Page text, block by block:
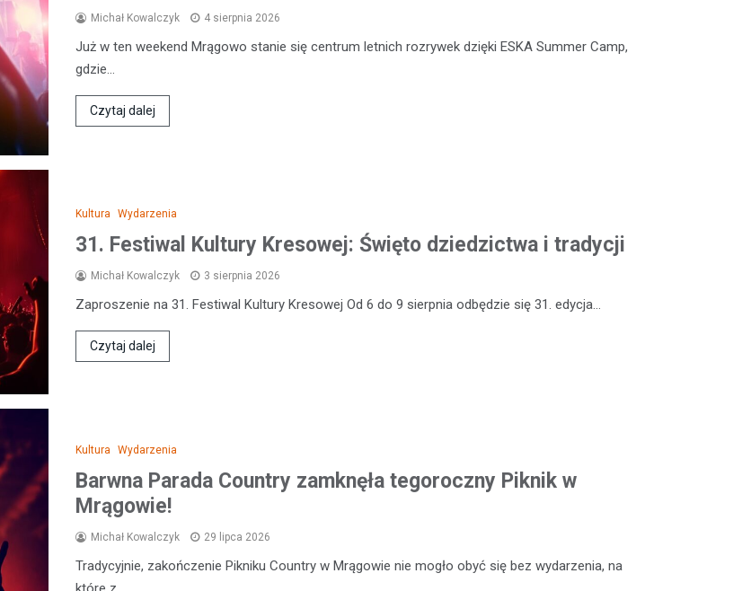
Michał Kowalczyk 4 sierpnia 2026
Już w ten weekend Mrągowo stanie się centrum letnich rozrywek dzięki ESKA Summer Camp,
gdzie…
Czytaj dalej
Kultura Wydarzenia
31. Festiwal Kultury Kresowej: Święto dziedzictwa i tradycji
Michał Kowalczyk 3 sierpnia 2026
Zaproszenie na 31. Festiwal Kultury Kresowej Od 6 do 9 sierpnia odbędzie się 31. edycja…
Czytaj dalej
Kultura Wydarzenia
Barwna Parada Country zamknęła tegoroczny Piknik w
Mrągowie!
Michał Kowalczyk 29 lipca 2026
Tradycyjnie, zakończenie Pikniku Country w Mrągowie nie mogło obyć się bez wydarzenia, na